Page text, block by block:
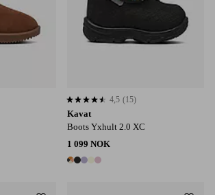
Kavat
Boots Yxhult 2.0 XC
1 099 NOK
5 farger
4,5 basert på 15 karaktergivninger
4,5 (15)